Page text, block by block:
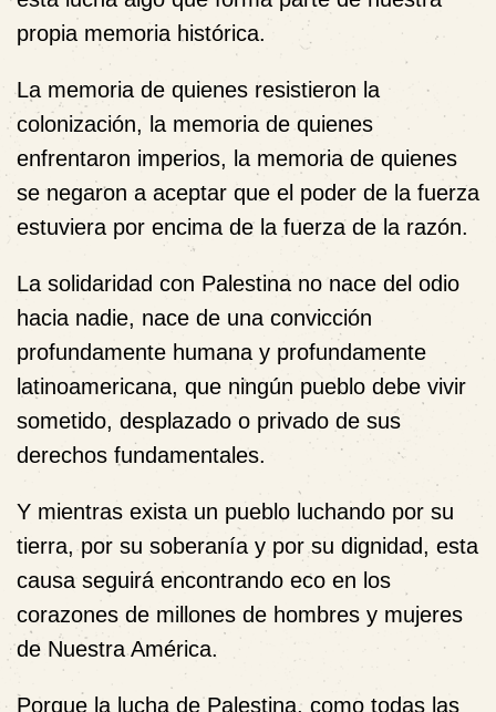
propia memoria histórica.
La memoria de quienes resistieron la
colonización, la memoria de quienes
enfrentaron imperios, la memoria de quienes
se negaron a aceptar que el poder de la fuerza
estuviera por encima de la fuerza de la razón.
La solidaridad con Palestina no nace del odio
hacia nadie, nace de una convicción
profundamente humana y profundamente
latinoamericana, que ningún pueblo debe vivir
sometido, desplazado o privado de sus
derechos fundamentales.
Y mientras exista un pueblo luchando por su
tierra, por su soberanía y por su dignidad, esta
causa seguirá encontrando eco en los
corazones de millones de hombres y mujeres
de Nuestra América.
Porque la lucha de Palestina, como todas las